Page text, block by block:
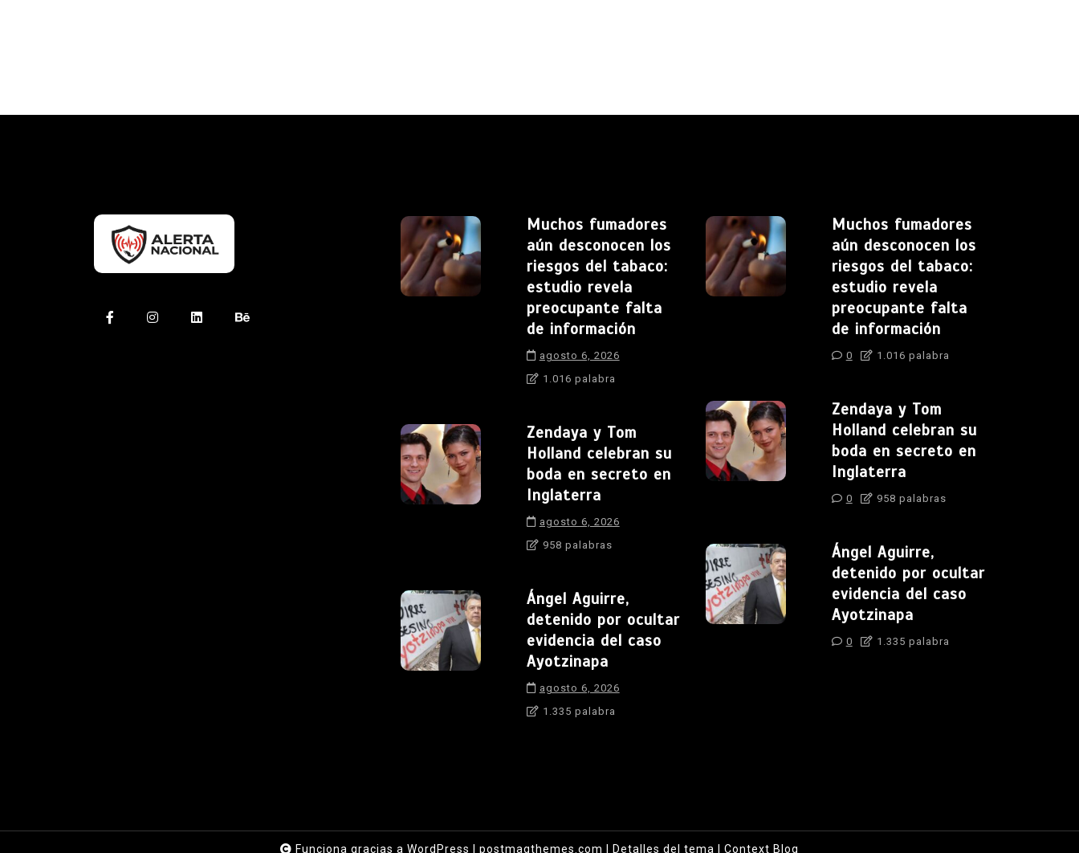
Muchos fumadores
aún desconocen los
riesgos del tabaco:
estudio revela
preocupante falta
de información
agosto 6, 2026
1.016 palabra
Zendaya y Tom
Holland celebran su
boda en secreto en
Inglaterra
agosto 6, 2026
958 palabras
Ángel Aguirre,
detenido por ocultar
evidencia del caso
Ayotzinapa
agosto 6, 2026
1.335 palabra
Muchos fumadores
aún desconocen los
riesgos del tabaco:
estudio revela
preocupante falta
de información
0 1.016 palabra
Zendaya y Tom
Holland celebran su
boda en secreto en
Inglaterra
0 958 palabras
Ángel Aguirre,
detenido por ocultar
evidencia del caso
Ayotzinapa
0 1.335 palabra
Funciona gracias a WordPress | postmagthemes.com | Detalles del tema | Context Blog